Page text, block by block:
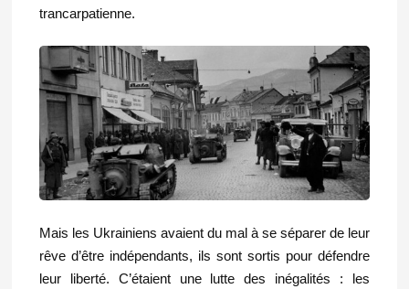
trancarpatienne.
Mais les Ukrainiens avaient du mal à se séparer de leur
rêve d’être indépendants, ils sont sortis pour défendre
leur liberté. C’étaient une lutte des inégalités : les